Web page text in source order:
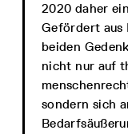
2020 daher
Gefördert aus
beiden
nicht nur auf
sondern sich